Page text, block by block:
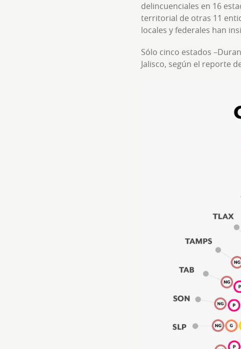
delincuenciales en 16
territorial de otras 11
locales y federales han
Sólo cinco estados
Jalisco, según el reporte